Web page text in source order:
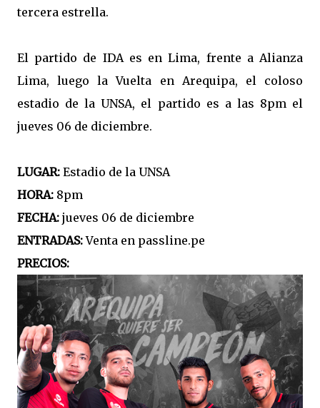
tercera estrella.
El partido de IDA es en Lima, frente a Alianza
Lima, luego la Vuelta en Arequipa, el coloso
estadio de la UNSA, el partido es a las 8pm el
jueves 06 de diciembre.
LUGAR: Estadio de la UNSA
HORA: 8pm
FECHA: jueves 06 de diciembre
ENTRADAS:Venta en passline.pe
PRECIOS: